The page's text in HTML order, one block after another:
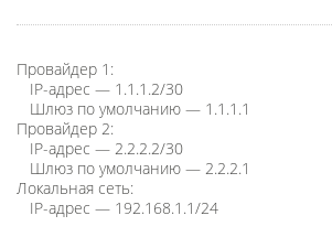
Провайдер 1:
IP-адрес — 1.1.1.2/30
Шлюз по умолчанию — 1.1.1.1
Провайдер 2:
IP-адрес — 2.2.2.2/30
Шлюз по умолчанию — 2.2.2.1
Локальная сеть:
IP-адрес — 192.168.1.1/24